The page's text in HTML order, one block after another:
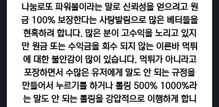
나눔로또 파워볼이라는 말로 신뢰성을 얻으려고 원
금 100% 보장한다는 사탕발림으로 많은 베터들을
현혹하려 합니다. 많은 분이 고수익을 노리고 있지
만 원금 또는 수익금을 회수 되지 않는 이른바 먹튀
에 대한 불안감이 많이 있습니다. 먹튀가 아니라고
포장하면서 수많은 유저에게 말도 안 되는 규정을
만들어서 누르기를 하거나 롤링 500% 1000%라
는 말도 안 되는 롤링을 강압적으로 이행하게 합니